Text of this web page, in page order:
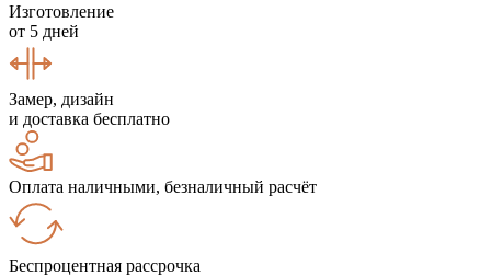
Изготовление
от 5 дней
Замер, дизайн
и доставка бесплатно
Оплата наличными, безналичный расчёт
Беспроцентная рассрочка